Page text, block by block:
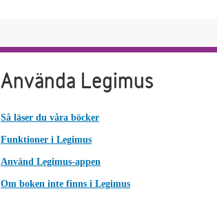
Använda Legimus
Så läser du våra böcker
Funktioner i Legimus
Använd Legimus-appen
Om boken inte finns i Legimus